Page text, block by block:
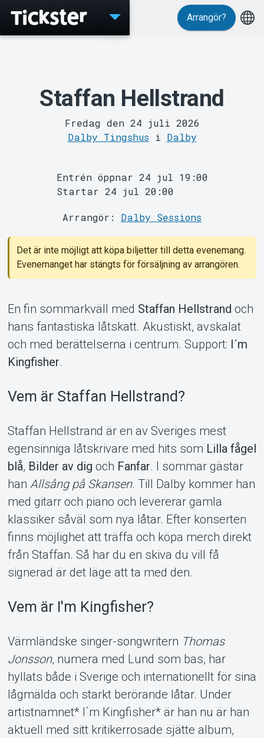
MyTickster
Support
Om Tickster
Arrangör?
Staffan Hellstrand
Fredag den 24 juli 2026
Dalby Tingshus i Dalby
Entrén öppnar 24 jul 19:00
Startar 24 jul 20:00
Arrangör: Dalby Sessions
Det är inte möjligt att köpa biljetter till detta evenemang.
Evenemanget har stängts för försäljning av arrangören.
En fin sommarkväll med Staffan Hellstrand och
hans fantastiska låtskatt. Akustiskt, avskalat
och med berättelserna i centrum. Support: I´m
Kingfisher.
Vem är Staffan Hellstrand?
Staffan Hellstrand är en av Sveriges mest
egensinniga låtskrivare med hits som Lilla fågel
blå, Bilder av dig och Fanfar. I sommar gästar
han Allsång på Skansen. Till Dalby kommer han
med gitarr och piano och levererar gamla
klassiker såväl som nya låtar. Efter konserten
finns möjlighet att träffa och köpa merch direkt
från Staffan. Så har du en skiva du vill få
signerad är det läge att ta med den.
Vem är I'm Kingfisher?
Värmländske singer-songwritern Thomas
Jonsson, numera med Lund som bas, har
hyllats både i Sverige och internationellt för sina
lågmälda och starkt berörande låtar. Under
artistnamnet* I´m Kingfisher* är han nu är han
aktuell med sitt kritikerrosade sjätte album,